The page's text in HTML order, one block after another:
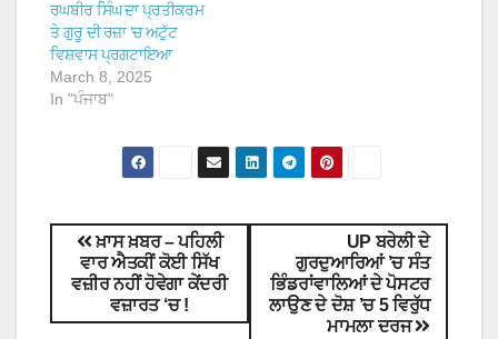
ਰਘਬੀਰ ਸਿੰਘ ਦਾ ਪ੍ਰਤੀਕਰਮ
ਤੇ ਗੁਰੂ ਦੀ ਰਜ਼ਾ ‘ਚ ਅਟੁੱਟ
ਵਿਸ਼ਵਾਸ ਪ੍ਰਗਟਾਇਆ
March 8, 2025
In "ਪੰਜਾਬ"
UP ਬਰੇਲੀ ਦੇ
ਗੁਰਦੁਆਰਿਆਂ ’ਚ ਸੰਤ
ਭਿੰਡਰਾਂਵਾਲਿਆਂ ਦੇ ਪੋਸਟਰ
ਲਾਉਣ ਦੇ ਦੋਸ਼ ’ਚ 5 ਵਿਰੁੱਧ
ਮਾਮਲਾ ਦਰਜ
ਖ਼ਾਸ ਖ਼ਬਰ – ਪਹਿਲੀ
ਵਾਰ ਐਤਕੀਂ ਕੋਈ ਸਿੱਖ
ਵਜ਼ੀਰ ਨਹੀਂ ਹੋਵੇਗਾ ਕੇਂਦਰੀ
ਵਜ਼ਾਰਤ ‘ਚ !